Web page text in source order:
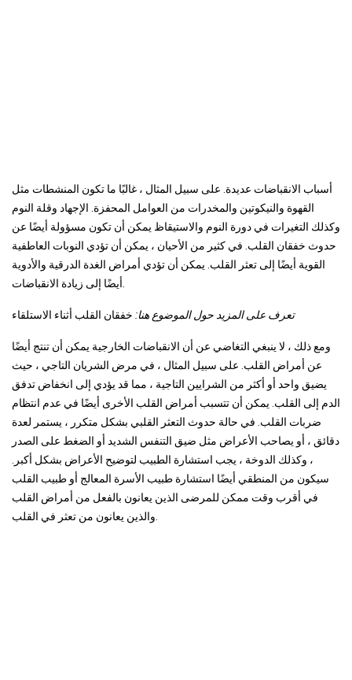
أسباب الانقباضات عديدة. على سبيل المثال ، غالبًا ما تكون المنشطات مثل
القهوة والنيكوتين والمخدرات من العوامل المحفزة. الإجهاد وقلة النوم
وكذلك التغيرات في دورة النوم والاستيقاظ يمكن أن تكون مسؤولة أيضًا عن
حدوث خفقان القلب. في كثير من الأحيان ، يمكن أن تؤدي النوبات العاطفية
القوية أيضًا إلى تعثر القلب. يمكن أن تؤدي أمراض الغدة الدرقية والأدوية
تعرف على المزيد حول الموضوع هنا: خفقان القلب أثناء الاستلقاء
ومع ذلك ، لا ينبغي التغاضي عن أن الانقباضات الخارجية يمكن أن تنتج أيضًا
عن أمراض القلب. على سبيل المثال ، في مرض الشريان التاجي ، حيث
يضيق واحد أو أكثر من الشرايين التاجية ، مما قد يؤدي إلى انخفاض تدفق
الدم إلى القلب. يمكن أن تتسبب أمراض القلب الأخرى أيضًا في عدم انتظام
ضربات القلب. في حالة حدوث التعثر القلبي بشكل متكرر ، يستمر لعدة
دقائق ، أو يصاحب الأعراض مثل ضيق التنفس الشديد أو الضغط على الصدر
، وكذلك الدوخة ، يجب استشارة الطبيب لتوضيح الأعراض بشكل أكبر.
سيكون من المنطقي أيضًا استشارة طبيب الأسرة المعالج أو طبيب القلب
في أقرب وقت ممكن للمرضى الذين يعانون بالفعل من أمراض القلب